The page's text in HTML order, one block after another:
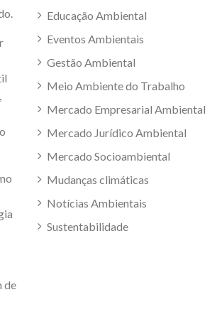
de
Educação Ambiental
Eventos Ambientais
Gestão Ambiental
Meio Ambiente do Trabalho
Mercado Empresarial Ambiental
Mercado Jurídico Ambiental
Mercado Socioambiental
Mudanças climáticas
Notícias Ambientais
Sustentabilidade